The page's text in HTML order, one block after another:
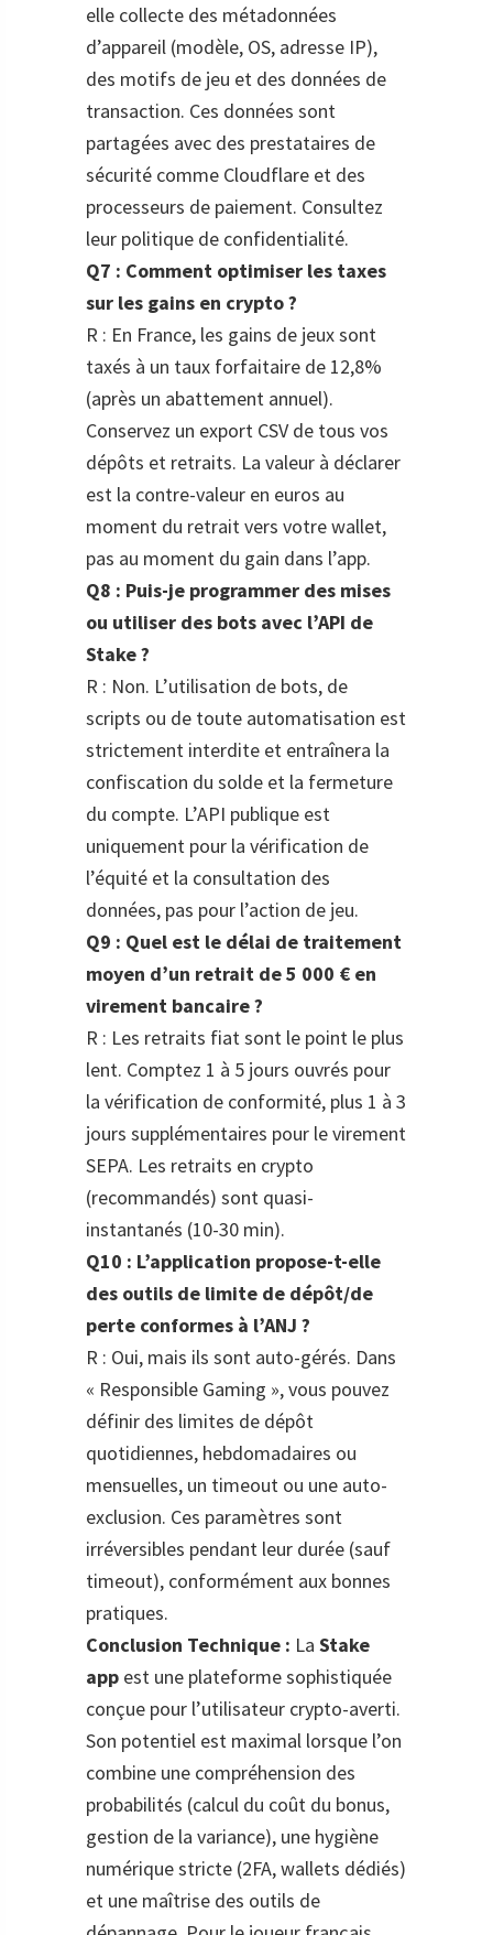
elle collecte des métadonnées
d’appareil (modèle, OS, adresse IP),
des motifs de jeu et des données de
transaction. Ces données sont
partagées avec des prestataires de
sécurité comme Cloudflare et des
processeurs de paiement. Consultez
leur politique de confidentialité.
Q7 : Comment optimiser les taxes
sur les gains en crypto ?
R : En France, les gains de jeux sont
taxés à un taux forfaitaire de 12,8%
(après un abattement annuel).
Conservez un export CSV de tous vos
dépôts et retraits. La valeur à déclarer
est la contre-valeur en euros au
moment du retrait vers votre wallet,
pas au moment du gain dans l’app.
Q8 : Puis-je programmer des mises
ou utiliser des bots avec l’API de
Stake ?
R : Non. L’utilisation de bots, de
scripts ou de toute automatisation est
strictement interdite et entraînera la
confiscation du solde et la fermeture
du compte. L’API publique est
uniquement pour la vérification de
l’équité et la consultation des
données, pas pour l’action de jeu.
Q9 : Quel est le délai de traitement
moyen d’un retrait de 5 000 € en
virement bancaire ?
R : Les retraits fiat sont le point le plus
lent. Comptez 1 à 5 jours ouvrés pour
la vérification de conformité, plus 1 à 3
jours supplémentaires pour le virement
SEPA. Les retraits en crypto
(recommandés) sont quasi-
instantanés (10-30 min).
Q10 : L’application propose-t-elle
des outils de limite de dépôt/de
perte conformes à l’ANJ ?
R : Oui, mais ils sont auto-gérés. Dans
« Responsible Gaming », vous pouvez
définir des limites de dépôt
quotidiennes, hebdomadaires ou
mensuelles, un timeout ou une auto-
exclusion. Ces paramètres sont
irréversibles pendant leur durée (sauf
timeout), conformément aux bonnes
pratiques.
Conclusion Technique : LaStake
app est une plateforme sophistiquée
conçue pour l’utilisateur crypto-averti.
Son potentiel est maximal lorsque l’on
combine une compréhension des
probabilités (calcul du coût du bonus,
gestion de la variance), une hygiène
numérique stricte (2FA, wallets dédiés)
et une maîtrise des outils de